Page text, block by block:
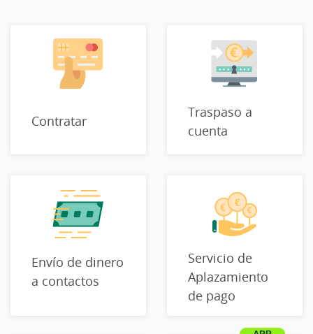
Contratar
Traspaso a
cuenta
Envío de dinero
a contactos
Servicio de
Aplazamiento
de pago